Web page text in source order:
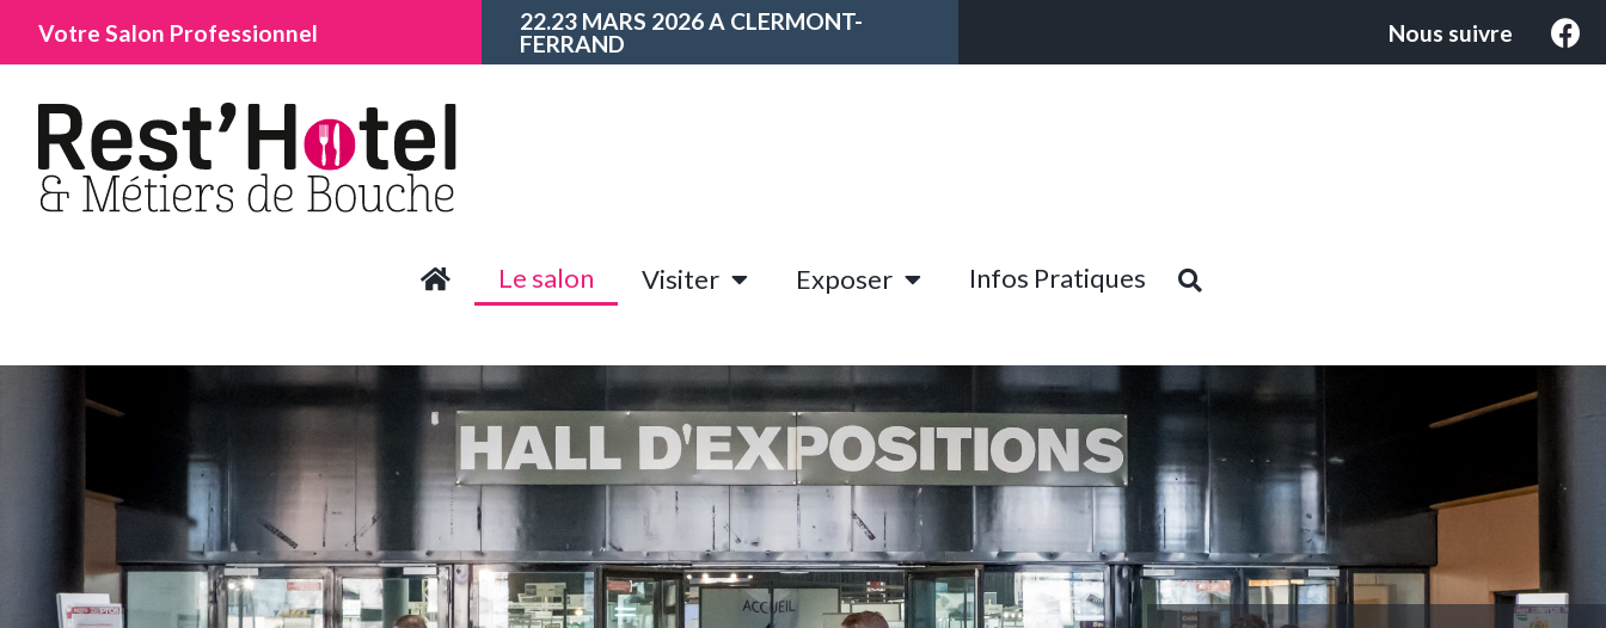
Votre Salon Professionnel
22.23 MARS 2026 A CLERMONT-
FERRAND
Nous suivre
Le salon Visiter Exposer Infos Pratiques